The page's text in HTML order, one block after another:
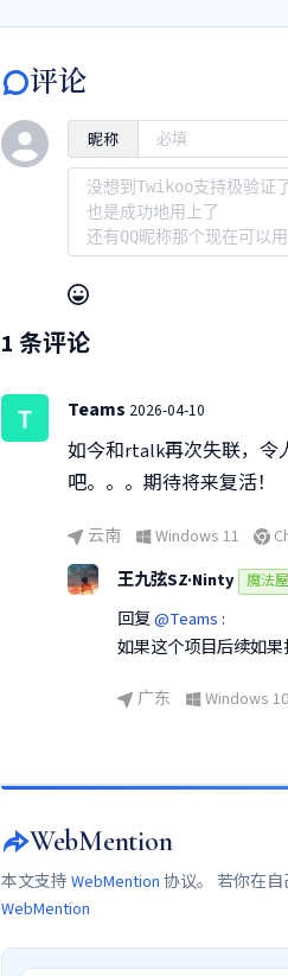
评论
昵称
1 条评论
Teams 2026-04-10
如今和rtalk再次失联，令
吧。。。期待将来复活！
云南 Windows 11
王九弦SZ·Ninty 魔法
回复@Teams :
如果这个项目后续如
广东 Windows 10
WebMention
本文支持 WebMention 协议。 若你在
WebMention